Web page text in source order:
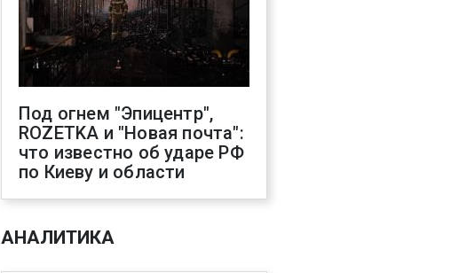
Под огнем "Эпицентр",
ROZETKA и "Новая почта":
что известно об ударе РФ
по Киеву и области
АНАЛИТИКА